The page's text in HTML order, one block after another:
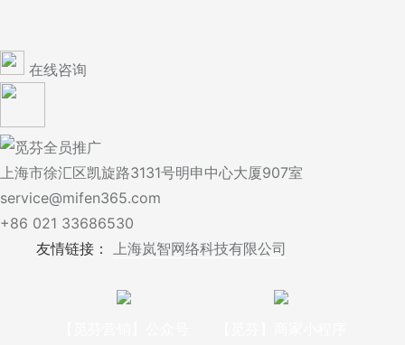
在线咨询
上海市徐汇区凯旋路3131号明申中心大厦907室
service@mifen365.com
+86 021 33686530
友情链接：
上海岚智网络科技有限公司